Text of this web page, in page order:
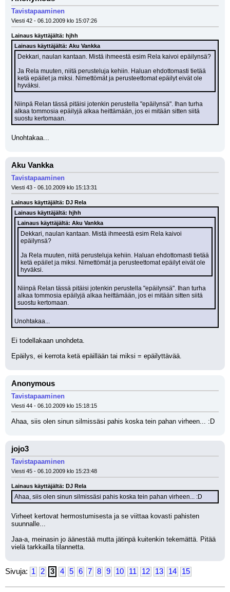
Tavistapaaminen
Viesti 42 - 06.10.2009 klo 15:07:26
Lainaus käyttäjältä: hjhh
Lainaus käyttäjältä: Aku Vankka
Dekkari, naulan kantaan. Mistä ihmeestä esim Rela kaivoi epäilynsä?
Ja Rela muuten, niitä perusteluja kehiin. Haluan ehdottomasti tietää
ketä epäilet ja miksi. Nimettömät ja perusteettomat epäilyt eivät ole
hyväksi.
Niinpä Relan tässä pitäisi jotenkin perustella "epäilynsä". Ihan turha
alkaa tommosia epäilyjä alkaa heittämään, jos ei mitään sitten siitä
suostu kertomaan.
Unohtakaa...
Aku Vankka
Tavistapaaminen
Viesti 43 - 06.10.2009 klo 15:13:31
Lainaus käyttäjältä: DJ Rela
Lainaus käyttäjältä: hjhh
Lainaus käyttäjältä: Aku Vankka
Dekkari, naulan kantaan. Mistä ihmeestä esim Rela kaivoi
epäilynsä?
Ja Rela muuten, niitä perusteluja kehiin. Haluan ehdottomasti tietää
ketä epäilet ja miksi. Nimettömät ja perusteettomat epäilyt eivät ole
hyväksi.
Niinpä Relan tässä pitäisi jotenkin perustella "epäilynsä". Ihan turha
alkaa tommosia epäilyjä alkaa heittämään, jos ei mitään sitten siitä
suostu kertomaan.
Unohtakaa...
Ei todellakaan unohdeta.
Epäilys, ei kerrota ketä epäillään tai miksi = epäilyttävää.
Anonymous
Tavistapaaminen
Viesti 44 - 06.10.2009 klo 15:18:15
Ahaa, siis olen sinun silmissäsi pahis koska tein pahan virheen... :D
jojo3
Tavistapaaminen
Viesti 45 - 06.10.2009 klo 15:23:48
Lainaus käyttäjältä: DJ Rela
Ahaa, siis olen sinun silmissäsi pahis koska tein pahan virheen... :D
Virheet kertovat hermostumisesta ja se viittaa kovasti pahisten
suunnalle...
Jaa-a, meinasin jo äänestää mutta jätinpä kuitenkin tekemättä. Pitää
vielä tarkkailla tilannetta.
Sivuja: 1 2 3 4 5 6 7 8 9 10 11 12 13 14 15